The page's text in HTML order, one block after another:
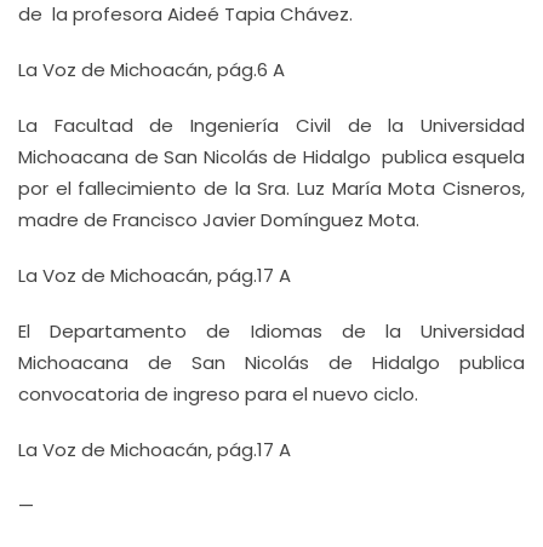
de la profesora Aideé Tapia Chávez.
La Voz de Michoacán, pág.6 A
La Facultad de Ingeniería Civil de la Universidad
Michoacana de San Nicolás de Hidalgo publica esquela
por el fallecimiento de la Sra. Luz María Mota Cisneros,
madre de Francisco Javier Domínguez Mota.
La Voz de Michoacán, pág.17 A
El Departamento de Idiomas de la Universidad
Michoacana de San Nicolás de Hidalgo publica
convocatoria de ingreso para el nuevo ciclo.
La Voz de Michoacán, pág.17 A
—